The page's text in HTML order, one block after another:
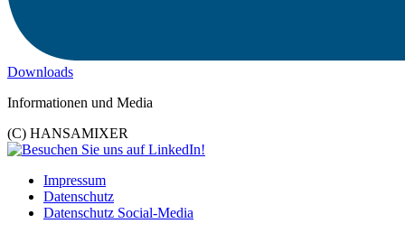
Downloads
Informationen und Media
(C) HANSAMIXER
Impressum
Datenschutz
Datenschutz Social-Media